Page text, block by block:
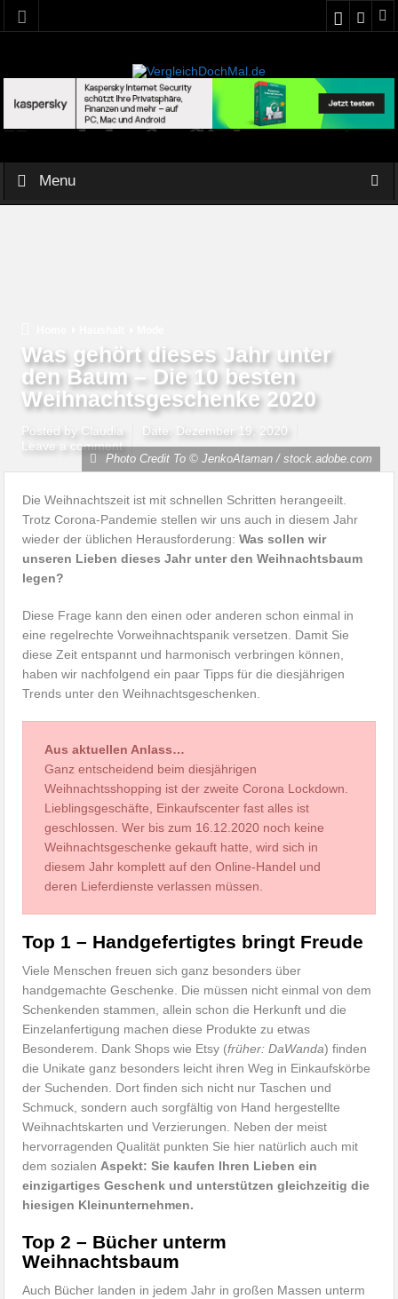
Menu
Photo Credit To © JenkoAtaman / stock.adobe.com
Was gehört dieses Jahr unter
den Baum – Die 10 besten
Weihnachtsgeschenke 2020
Posted by Claudia Date: Dezember 19, 2020
Leave a comment
Die Weihnachtszeit ist mit schnellen Schritten herangeeilt.
Trotz Corona-Pandemie stellen wir uns auch in diesem Jahr
wieder der üblichen Herausforderung:Was sollen wir
unseren Lieben dieses Jahr unter den Weihnachtsbaum
legen?
Diese Frage kann den einen oder anderen schon einmal in
eine regelrechte Vorweihnachtspanik versetzen. Damit Sie
diese Zeit entspannt und harmonisch verbringen können,
haben wir nachfolgend ein paar Tipps für die diesjährigen
Trends unter den Weihnachtsgeschenken.
Aus aktuellen Anlass…
Ganz entscheidend beim diesjährigen
Weihnachtsshopping ist der zweite Corona Lockdown.
Lieblingsgeschäfte, Einkaufscenter fast alles ist
geschlossen. Wer bis zum 16.12.2020 noch keine
Weihnachtsgeschenke gekauft hatte, wird sich in
diesem Jahr komplett auf den Online-Handel und
deren Lieferdienste verlassen müssen.
Top 1 – Handgefertigtes bringt Freude
Viele Menschen freuen sich ganz besonders über
handgemachte Geschenke. Die müssen nicht einmal von dem
Schenkenden stammen, allein schon die Herkunft und die
Einzelanfertigung machen diese Produkte zu etwas
Besonderem. Dank Shops wie Etsy (früher: DaWanda) finden
die Unikate ganz besonders leicht ihren Weg in Einkaufskörbe
der Suchenden. Dort finden sich nicht nur Taschen und
Schmuck, sondern auch sorgfältig von Hand hergestellte
Weihnachtskarten und Verzierungen. Neben der meist
hervorragenden Qualität punkten Sie hier natürlich auch mit
dem sozialenAspekt: Sie kaufen Ihren Lieben ein
einzigartiges Geschenk und unterstützen gleichzeitig die
hiesigen Kleinunternehmen.
Top 2 – Bücher unterm
Weihnachtsbaum
Auch Bücher landen in jedem Jahr in großen Massen unterm